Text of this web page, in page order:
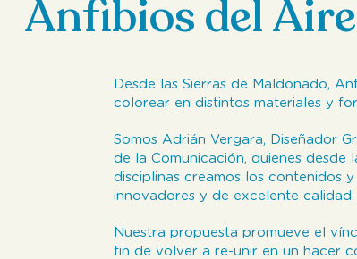
Anfibios del
Desde las Sierras de Maldonado,
colorear en distintos materiales y
Somos Adrián Vergara, Diseñador
de la Comunicación, quienes desde
disciplinas creamos los contenidos
innovadores y de excelente calidad.
Nuestra propuesta promueve el
fin de volver a re-unir en un hacer